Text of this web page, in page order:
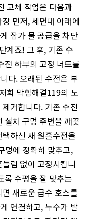
교체 작업은 다음과
먼저, 세면대 아래에
잠가 물 공급을 차단
계죠! 그 후, 기존 수
전 하부의 고정 너트를
다. 오래된 수전은 부
희 막힘해결119의 노
거합니다. 기존 수전
설치 구멍 주변을 깨끗
하신 새 원홀수전을
멍에 정확히 맞추고,
림 없이 고정시킵니
록 수평을 잘 맞추는
새로운 급수 호스를
연결하고, 누수가 발